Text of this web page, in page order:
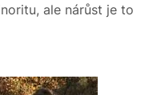
ale nárůst je to